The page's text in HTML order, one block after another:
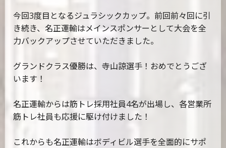
今回3度目となるジュラシックカップ。前回前々回に引
き続き、名正運輸はメインスポンサーとして大会を全
力バックアップさせていただきました。
グランドクラス優勝は、寺山諒選手！おめでとうござ
います！
名正運輸からは筋トレ採用社員4名が出場し、各営業所
筋トレ社員も応援に駆け付けました！
これからも名正運輸はボディビル選手を全面的にサポ